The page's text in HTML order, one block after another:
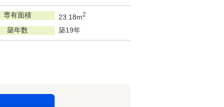
専有面積 23.18m2
築年数 築19年